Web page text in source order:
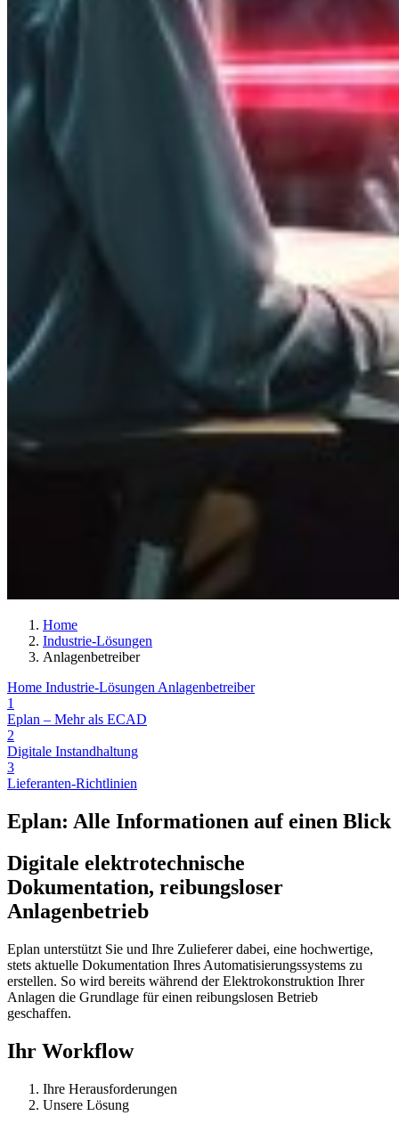
Home
Industrie-Lösungen
Anlagenbetreiber
Home Industrie-Lösungen Anlagenbetreiber
1
Eplan – Mehr als ECAD
2
Digitale Instandhaltung
3
Lieferanten-Richtlinien
Eplan: Alle Informationen auf einen Blick
Digitale elektrotechnische
Dokumentation, reibungsloser
Anlagenbetrieb
Eplan unterstützt Sie und Ihre Zulieferer dabei, eine hochwertige,
stets aktuelle Dokumentation Ihres Automatisierungssystems zu
erstellen. So wird bereits während der Elektrokonstruktion Ihrer
Anlagen die Grundlage für einen reibungslosen Betrieb
geschaffen.
Ihr Workflow
Ihre Herausforderungen
Unsere Lösung